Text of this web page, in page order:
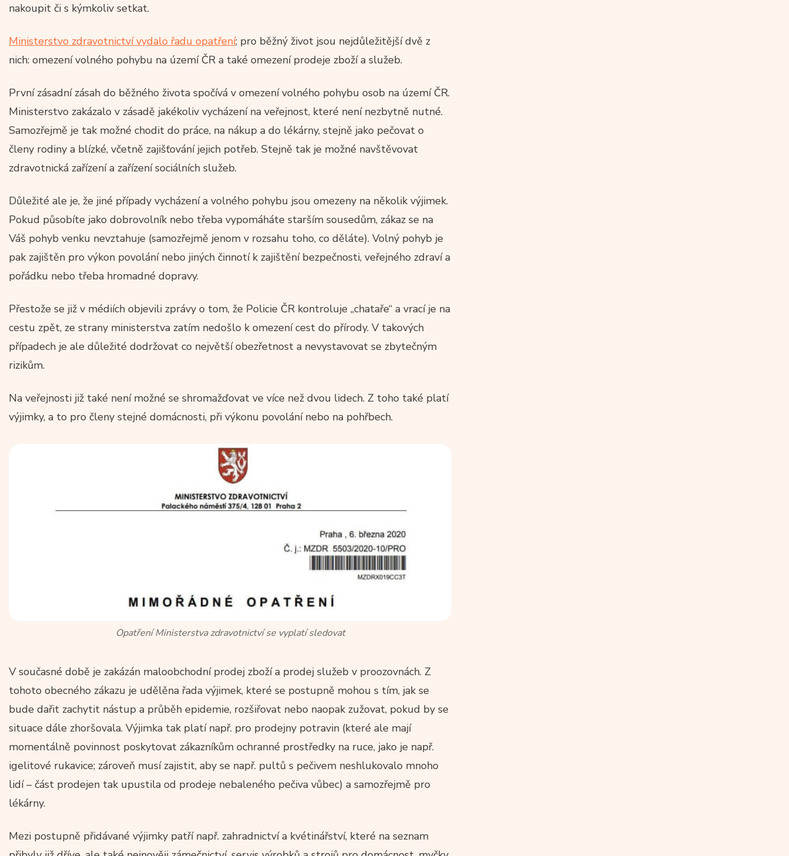
nakoupit či s kýmkoliv setkat.
Ministerstvo zdravotnictví vydalo řadu opatření; pro běžný život jsou nejdůležitější dvě z
nich: omezení volného pohybu na území ČR a také omezení prodeje zboží a služeb.
První zásadní zásah do běžného života spočívá v omezení volného pohybu osob na území ČR.
Ministerstvo zakázalo v zásadě jakékoliv vycházení na veřejnost, které není nezbytně nutné.
Samozřejmě je tak možné chodit do práce, na nákup a do lékárny, stejně jako pečovat o
členy rodiny a blízké, včetně zajišťování jejich potřeb. Stejně tak je možné navštěvovat
zdravotnická zařízení a zařízení sociálních služeb.
Důležité ale je, že jiné případy vycházení a volného pohybu jsou omezeny na několik výjimek.
Pokud působíte jako dobrovolník nebo třeba vypomáháte starším sousedům, zákaz se na
Váš pohyb venku nevztahuje (samozřejmě jenom v rozsahu toho, co děláte). Volný pohyb je
pak zajištěn pro výkon povolání nebo jiných činnotí k zajištění bezpečnosti, veřejného zdraví a
pořádku nebo třeba hromadné dopravy.
Přestože se již v médiích objevili zprávy o tom, že Policie ČR kontroluje „chataře“ a vrací je na
cestu zpět, ze strany ministerstva zatím nedošlo k omezení cest do přírody. V takových
případech je ale důležité dodržovat co největší obezřetnost a nevystavovat se zbytečným
rizikům.
Na veřejnosti již také není možné se shromažďovat ve více než dvou lidech. Z toho také platí
výjimky, a to pro členy stejné domácnosti, při výkonu povolání nebo na pohřbech.
Opatření Ministerstva zdravotnictví se vyplatí sledovat
V současné době je zakázán maloobchodní prodej zboží a prodej služeb v proozovnách. Z
tohoto obecného zákazu je udělěna řada výjimek, které se postupně mohou s tím, jak se
bude dařit zachytit nástup a průběh epidemie, rozšiřovat nebo naopak zužovat, pokud by se
situace dále zhoršovala. Výjimka tak platí např. pro prodejny potravin (které ale mají
momentálně povinnost poskytovat zákazníkům ochranné prostředky na ruce, jako je např.
igelitové rukavice; zároveň musí zajistit, aby se např. pultů s pečivem neshlukovalo mnoho
lidí – část prodejen tak upustila od prodeje nebaleného pečiva vůbec) a samozřejmě pro
lékárny.
Mezi postupně přidávané výjimky patří např. zahradnictví a kvétinářství, které na seznam